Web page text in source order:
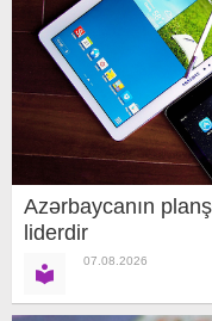
Azərbaycanın
liderdir
07.08.2026